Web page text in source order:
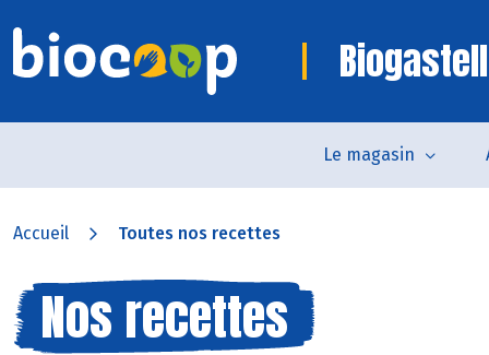
Biogastell
Le magasin
Accueil Toutes nos recettes
Nos recettes